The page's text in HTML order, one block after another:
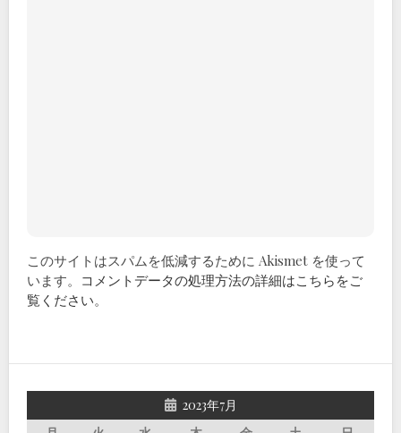
このサイトはスパムを低減するために Akismet を使って
います。 コメントデータの処理方法の詳細はこちらをご
覧ください。
2023年7月